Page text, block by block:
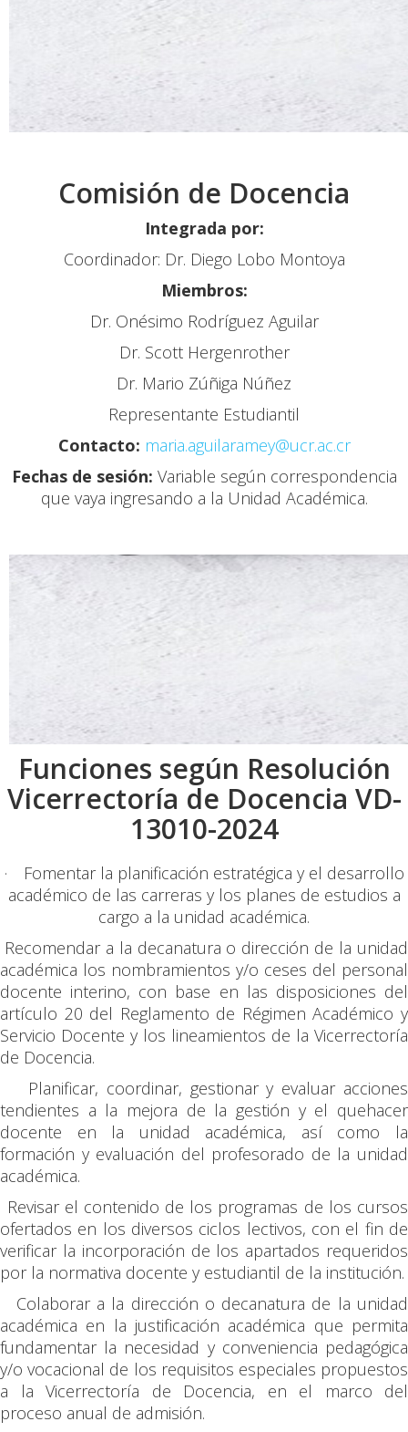
Comisión de Docencia
Integrada por:
Coordinador: Dr. Diego Lobo Montoya
Miembros:
Dr. Onésimo Rodríguez Aguilar
Dr. Scott Hergenrother
Dr. Mario Zúñiga Núñez
Representante Estudiantil
Contacto: maria.aguilaramey@ucr.ac.cr
Fechas de sesión: Variable según correspondencia
que vaya ingresando a la Unidad Académica.
Funciones según Resolución
Vicerrectoría de Docencia VD-
13010-2024
·
Fomentar la planificación estratégica y el desarrollo
académico de las carreras y los planes de estudios a
cargo a la unidad académica.
Recomendar a la decanatura o dirección de la unidad
académica los nombramientos y/o ceses del personal
docente interino, con base en las disposiciones del
artículo 20 del Reglamento de Régimen Académico y
Servicio Docente y los lineamientos de la Vicerrectoría
de Docencia.
Planificar, coordinar, gestionar y evaluar acciones
tendientes a la mejora de la gestión y el quehacer
docente en la unidad académica, así como la
formación y evaluación del profesorado de la unidad
académica.
Revisar el contenido de los programas de los cursos
ofertados en los diversos ciclos lectivos, con el fin de
verificar la incorporación de los apartados requeridos
por la normativa docente y estudiantil de la institución.
Colaborar a la dirección o decanatura de la unidad
académica en la justificación académica que permita
fundamentar la necesidad y conveniencia pedagógica
y/o vocacional de los requisitos especiales propuestos
a la Vicerrectoría de Docencia, en el marco del
proceso anual de admisión.